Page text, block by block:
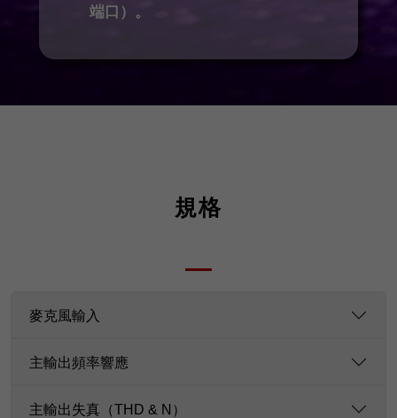
端口）。
規格
麥克風輸入
主輸出頻率響應
主輸出失真（THD & N）